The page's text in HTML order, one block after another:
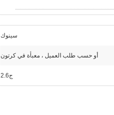
سينوك
أو حسب طلب العميل ، معبأة في كرتون
ج2.6